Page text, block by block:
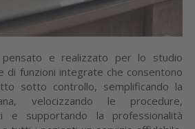
e realizzato per lo studio
di funzioni integrate che consentono
sotto controllo, semplificando la
velocizzando le procedure,
e supportando la professionalità